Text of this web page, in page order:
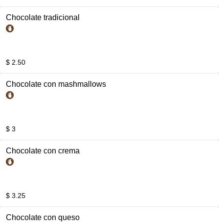
Chocolate tradicional
$ 2.50
Chocolate con mashmallows
$ 3
Chocolate con crema
$ 3.25
Chocolate con queso